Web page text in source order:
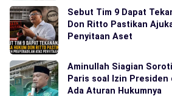
Sebut Tim 9 Dapat
Don Ritto Pastikan
Penyitaan Aset
Aminullah Siagian
Paris soal Izin Presiden
Ada Aturan Hukumnya